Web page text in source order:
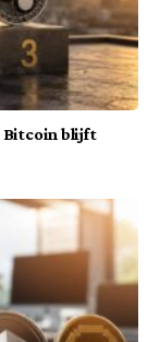
Bitcoin blijft